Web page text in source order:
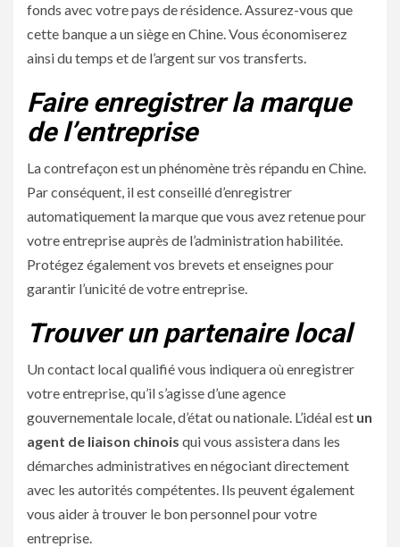
fonds avec votre pays de résidence. Assurez-vous que
cette banque a un siège en Chine. Vous économiserez
ainsi du temps et de l’argent sur vos transferts.
Faire enregistrer la marque
de l’entreprise
La contrefaçon est un phénomène très répandu en Chine.
Par conséquent, il est conseillé d’enregistrer
automatiquement la marque que vous avez retenue pour
votre entreprise auprès de l’administration habilitée.
Protégez également vos brevets et enseignes pour
garantir l’unicité de votre entreprise.
Trouver un partenaire local
Un contact local qualifié vous indiquera où enregistrer
votre entreprise, qu’il s’agisse d’une agence
gouvernementale locale, d’état ou nationale. L’idéal est un
agent de liaison chinois qui vous assistera dans les
démarches administratives en négociant directement
avec les autorités compétentes. Ils peuvent également
vous aider à trouver le bon personnel pour votre
entreprise.